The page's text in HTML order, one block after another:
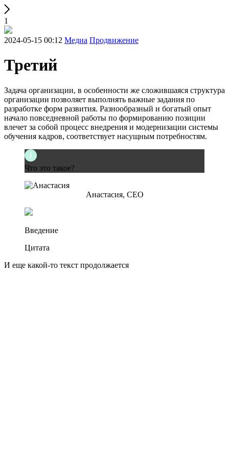
1
2024-05-15 00:12 Медиа Продвижение
Третий
Задача организации, в особенности же сложившаяся структура
организации позволяет выполнять важные задания по
разработке форм развития. Разнообразный и богатый опыт
начало повседневной работы по формированию позиции
влечет за собой процесс внедрения и модернизации системы
обучения кадров, соответствует насущным потребностям.
Что это такое?
Анастасия, СЕО
Введение
Цитата
И еще какой-то текст продолжается